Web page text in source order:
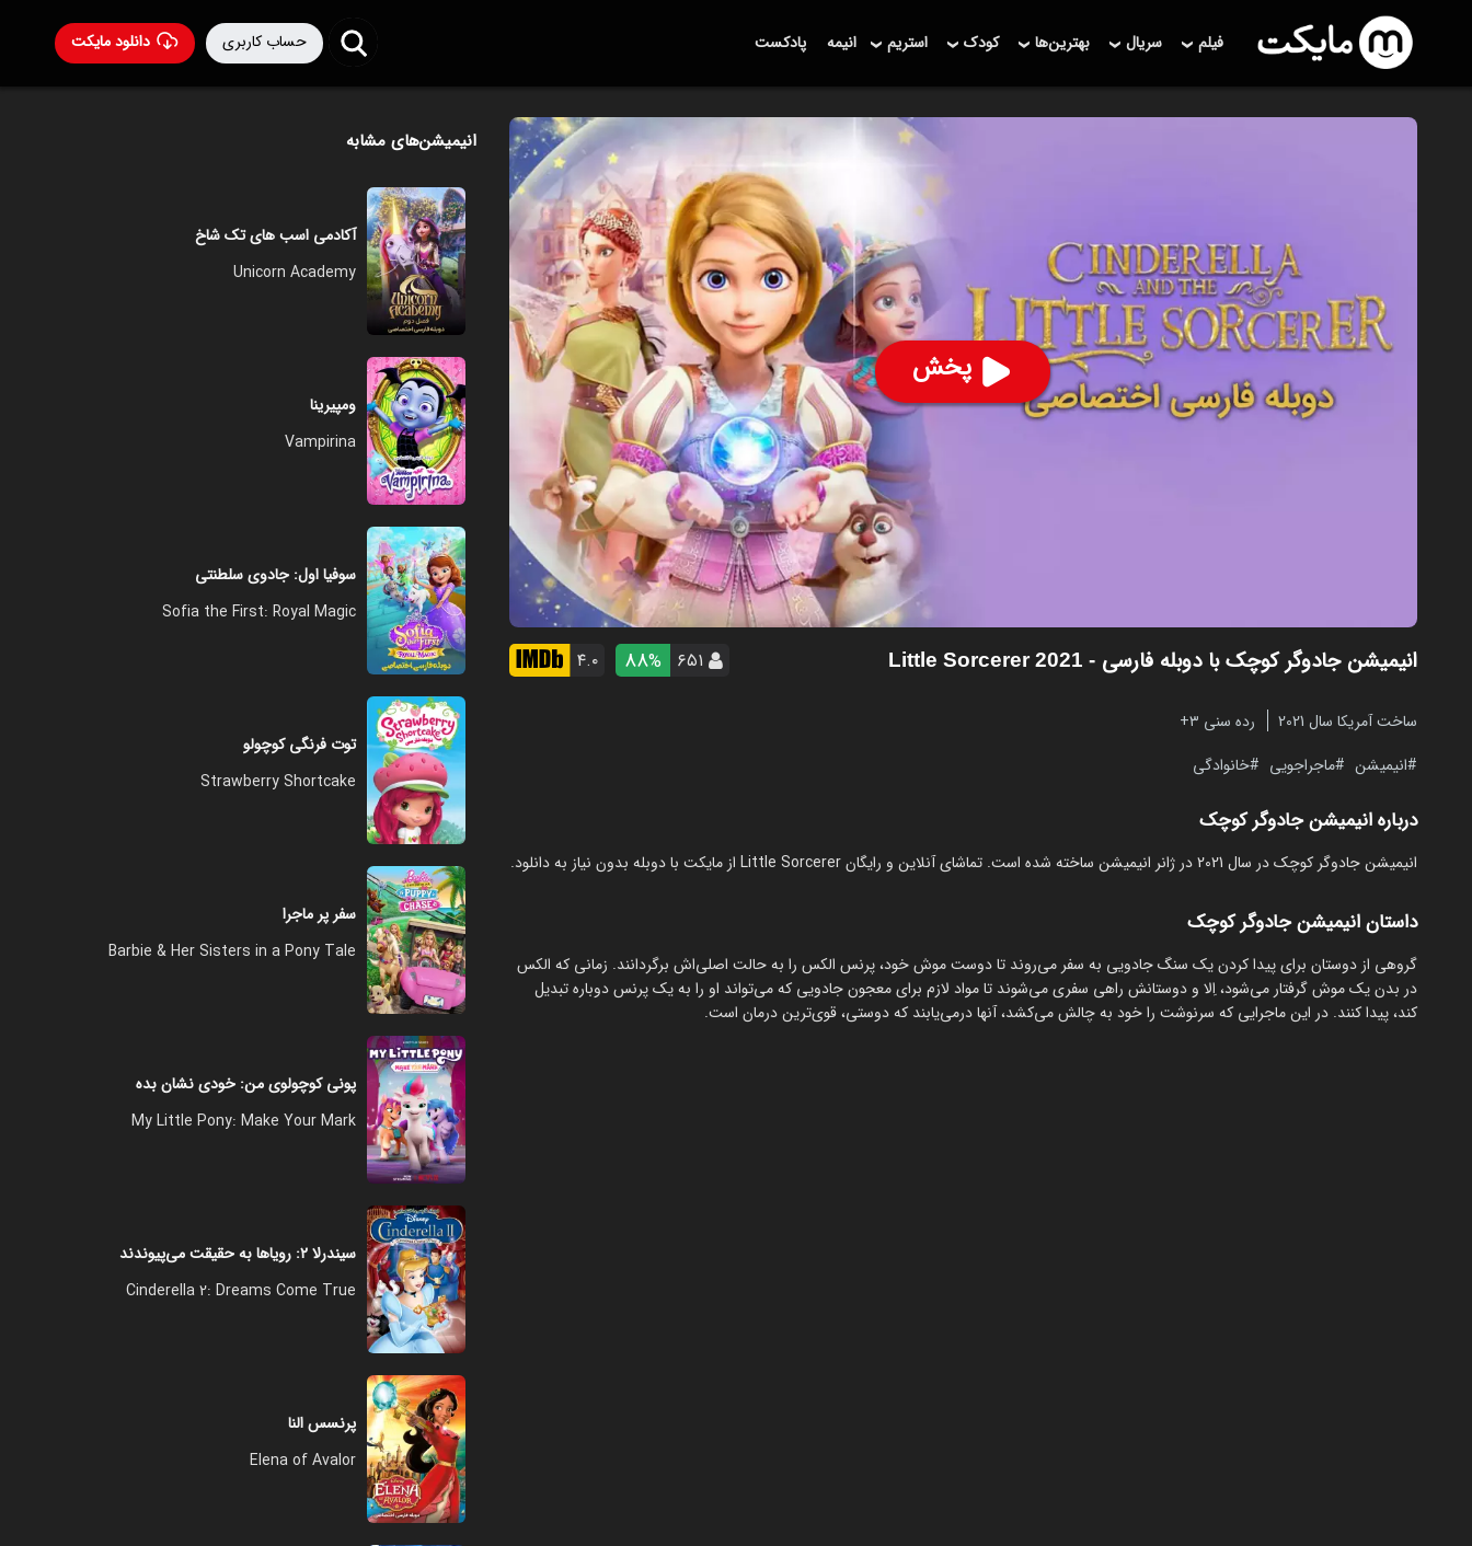
دانلود مایکت حساب کاربری فیلم سریال بهترین‌ها کودک استریم انیمه پادکست
پخش
انیمیشن جادوگر کوچک با دوبله فارسی - Little Sorcerer 2021 ۶۵۱ 88% ۴.۰
ساخت آمریکا سال 2021
رده سنی ۳+
انیمیشن
ماجراجویی خانوادگی
درباره انیمیشن جادوگر کوچک
انیمیشن جادوگر کوچک در سال 2021 در ژانر انیمیشن ساخته شده است. تماشای آنلاین و رایگان Little Sorcerer از مایکت با دوبله بدون نیاز به دانلود.
داستان انیمیشن جادوگر کوچک
گروهی از دوستان برای پیدا کردن یک سنگ جادویی به سفر می‌روند تا دوست موش خود، پرنس الکس را به حالت اصلی‌اش برگردانند. زمانی که الکس
در بدن یک موش گرفتار می‌شود، اِلا و دوستانش راهی سفری می‌شوند تا مواد لازم برای معجون جادویی که می‌تواند او را به یک پرنس دوباره تبدیل
کند، پیدا کنند. در این ماجرایی که سرنوشت را خود به چالش می‌کشد، آنها درمی‌یابند که دوستی، قوی‌ترین درمان است.
انیمیشن‌های مشابه
آکادمی اسب های تک شاخ
Unicorn Academy
ومپیرینا
Vampirina
سوفیا اول: جادوی سلطنتی
Sofia the First: Royal Magic
توت فرنگی کوچولو
Strawberry Shortcake
سفر پر ماجرا
Barbie & Her Sisters in a Pony Tale
پونی کوچولوی من: خودی نشان بده
My Little Pony: Make Your Mark
سیندرلا ۲: رویاها به حقیقت می‌پیوندند
Cinderella 2: Dreams Come True
پرنسس النا
Elena of Avalor